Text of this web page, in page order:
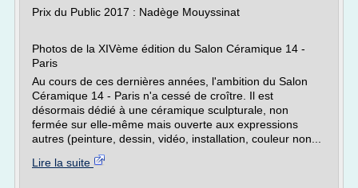
Prix du Public 2017 : Nadège Mouyssinat
Photos de la XIVème édition du Salon Céramique 14 -
Paris
Au cours de ces dernières années, l'ambition du Salon
Céramique 14 - Paris n'a cessé de croître. Il est
désormais dédié à une céramique sculpturale, non
fermée sur elle-même mais ouverte aux expressions
autres (peinture, dessin, vidéo, installation, couleur non...
Lire la suite